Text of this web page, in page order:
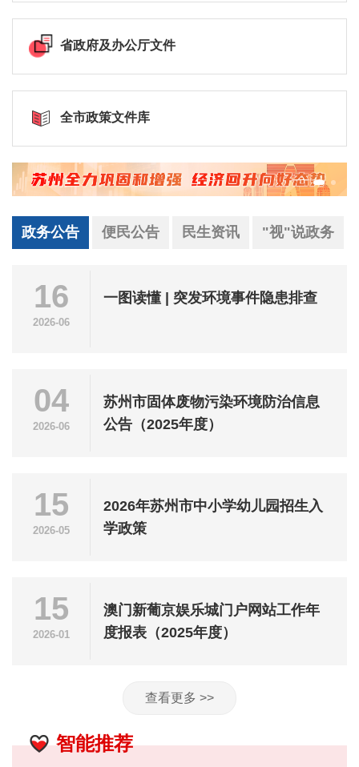
省政府及办公厅文件
全市政策文件库
政务公告 便民公告 民生资讯 "视"说政务
16
2026-06
一图读懂 | 突发环境事件隐患排查
04
2026-06
苏州市固体废物污染环境防治信息
公告（2025年度）
15
2026-05
2026年苏州市中小学幼儿园招生入
学政策
15
2026-01
澳门新葡京娱乐城门户网站工作年
度报表（2025年度）
查看更多 >>
智能推荐